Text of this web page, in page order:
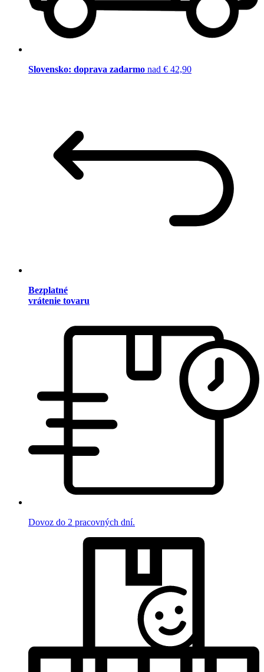
Slovensko: doprava zadarmo nad € 42,90
Bezplatné
vrátenie tovaru
Dovoz do 2 pracovných dní.